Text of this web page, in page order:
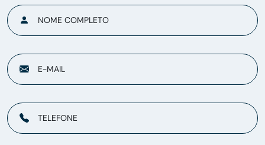
NOME COMPLETO
E-MAIL
TELEFONE